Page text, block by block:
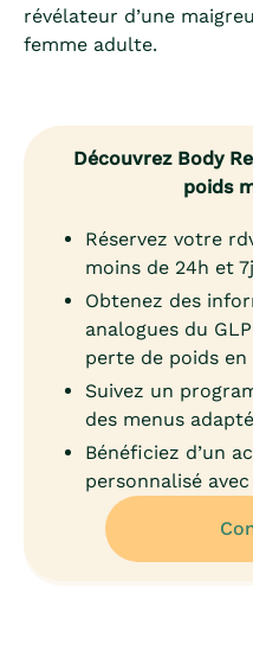
révélateur d’une
femme adulte.
Découvrez Body
poids
Réservez votre
moins de 24h et
Obtenez des
analogues du
perte de poids en
Suivez un
des menus
Bénéficiez d’un
personnalisé